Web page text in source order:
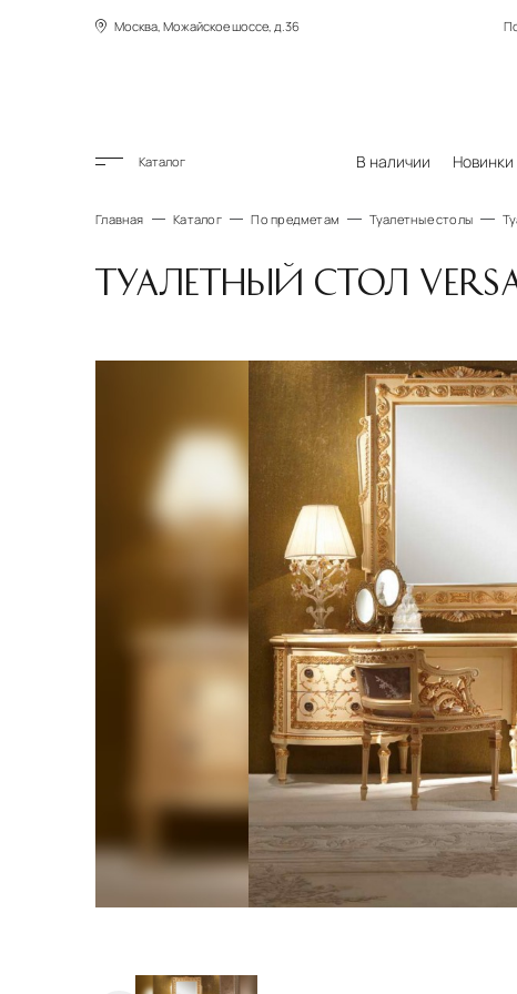
Москва, Можайское шоссе, д.36
Каталог В наличии Новинки
Главная Каталог По предметам Туалетные столы
ТУАЛЕТНЫЙ СТОЛ